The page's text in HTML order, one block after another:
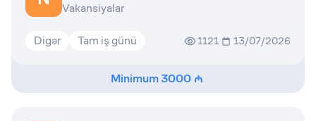
Vakansiyalar
Digər Tam iş günü 1121 13/07/2026
Minimum3000